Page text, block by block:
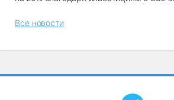
Все новости